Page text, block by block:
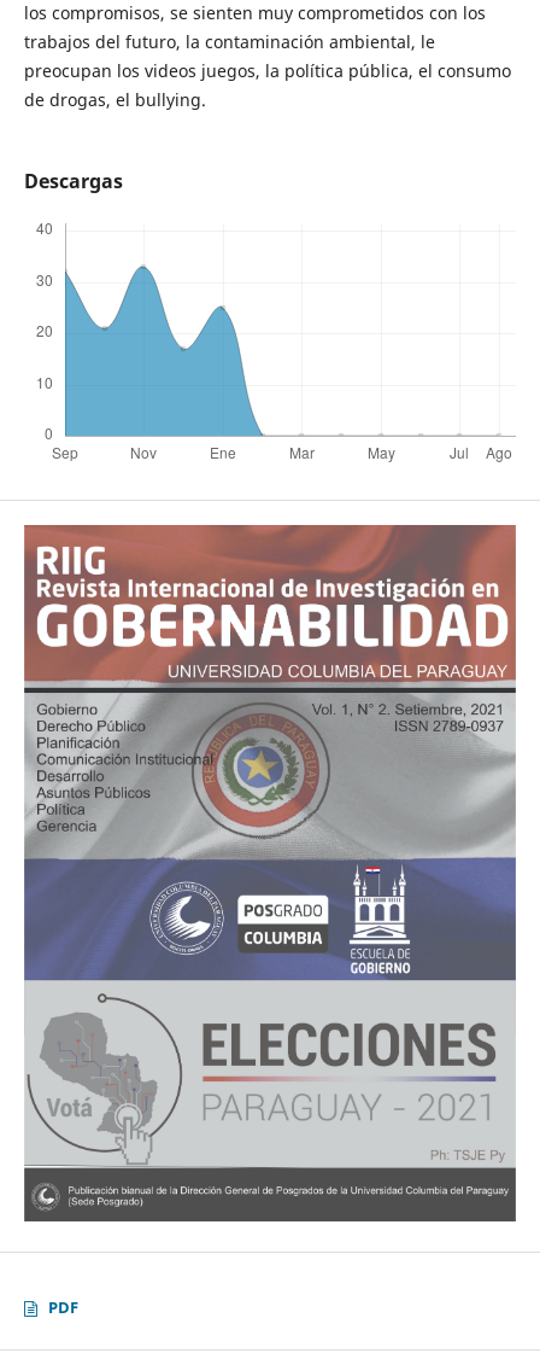
los compromisos, se sienten muy comprometidos con los
trabajos del futuro, la contaminación ambiental, le
preocupan los videos juegos, la política pública, el consumo
de drogas, el bullying.
Descargas
PDF